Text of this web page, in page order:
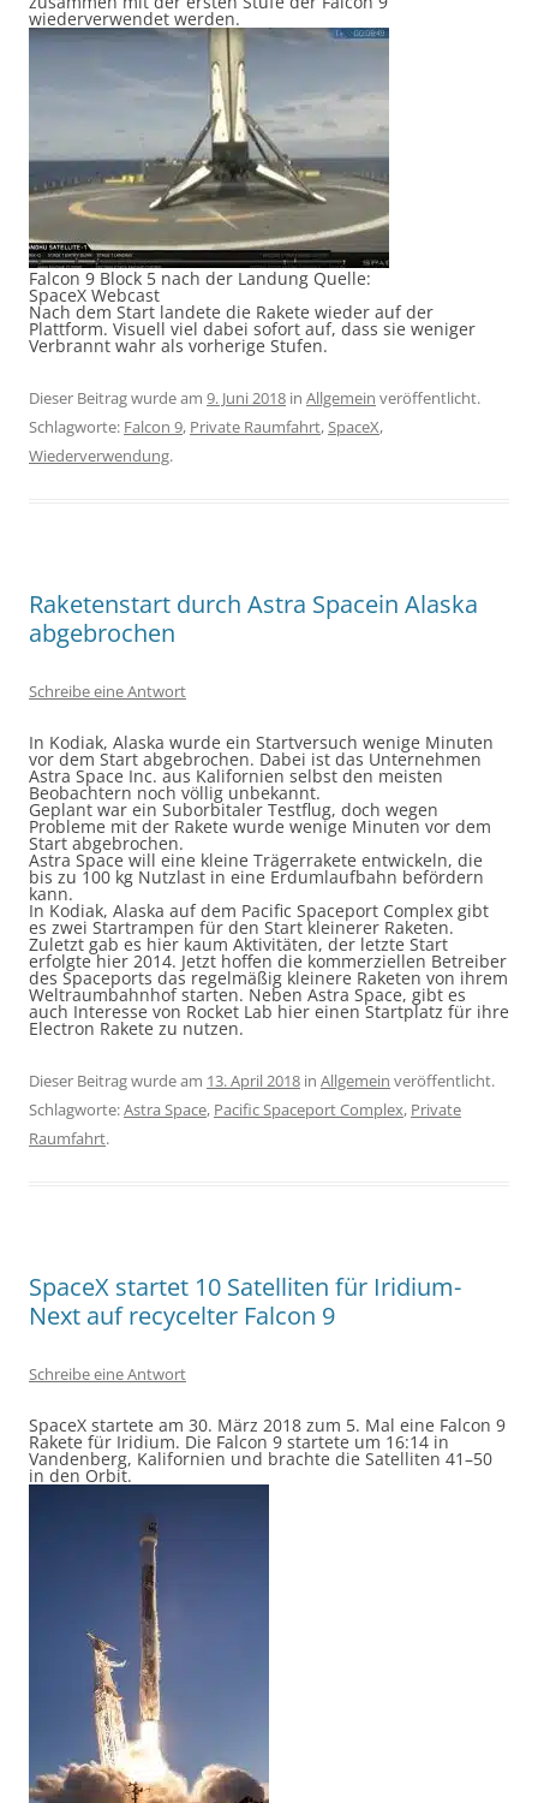
wiederverwendet werden.
Falcon 9 Block 5 nach der Landung Quelle:
SpaceX Webcast
Nach dem Start landete die Rakete wieder auf der
Plattform. Visuell viel dabei sofort auf, dass sie weniger
Verbrannt wahr als vorherige Stufen.
Dieser Beitrag wurde am 9. Juni 2018 in Allgemein veröffentlicht.
Schlagworte: Falcon 9, Private Raumfahrt,SpaceX,
Wiederverwendung.
Raketenstart durch Astra Spacein Alaska
abgebrochen
Schreibe eine Antwort
In Kodiak, Alaska wurde ein Startversuch wenige Minuten
vor dem Start abgebrochen. Dabei ist das Unternehmen
Astra Space Inc. aus Kalifornien selbst den meisten
Beobachtern noch völlig unbekannt.
Geplant war ein Suborbitaler Testflug, doch wegen
Probleme mit der Rakete wurde wenige Minuten vor dem
Start abgebrochen.
Astra Space will eine kleine Trägerrakete entwickeln, die
bis zu 100 kg Nutzlast in eine Erdumlaufbahn befördern
kann.
In Kodiak, Alaska auf dem Pacific Spaceport Complex gibt
es zwei Startrampen für den Start kleinerer Raketen.
Zuletzt gab es hier kaum Aktivitäten, der letzte Start
erfolgte hier 2014. Jetzt hoffen die kommerziellen Betreiber
des Spaceports das regelmäßig kleinere Raketen von ihrem
Weltraumbahnhof starten. Neben Astra Space, gibt es
auch Interesse von Rocket Lab hier einen Startplatz für ihre
Electron Rakete zu nutzen.
Dieser Beitrag wurde am 13. April 2018 in Allgemein veröffentlicht.
Schlagworte:Astra Space, Pacific Spaceport Complex, Private
Raumfahrt.
SpaceX startet 10 Satelliten für Iridium-
Next auf recycelter Falcon 9
Schreibe eine Antwort
SpaceX startete am 30. März 2018 zum 5. Mal eine Falcon 9
Rakete für Iridium. Die Falcon 9 startete um 16:14 in
Vandenberg, Kalifornien und brachte die Satelliten 41–50
in den Orbit.